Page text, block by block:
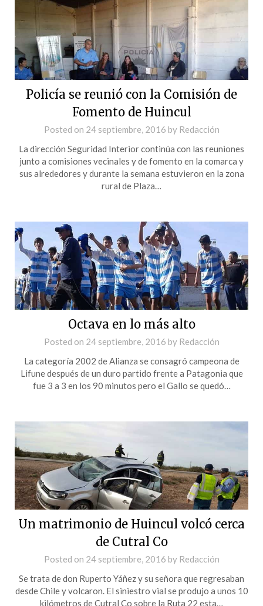
Policía se reunió con la Comisión de
Fomento de Huincul
Posted on 24 septiembre, 2016 by Redacción
La dirección Seguridad Interior continúa con las reuniones
junto a comisiones vecinales y de fomento en la comarca y
sus alrededores y durante la semana estuvieron en la zona
rural de Plaza…
Octava en lo más alto
Posted on 24 septiembre, 2016 by Redacción
La categoría 2002 de Alianza se consagró campeona de
Lifune después de un duro partido frente a Patagonia que
fue 3 a 3 en los 90 minutos pero el Gallo se quedó…
Un matrimonio de Huincul volcó cerca
de Cutral Co
Posted on 24 septiembre, 2016 by Redacción
Se trata de don Ruperto Yáñez y su señora que regresaban
desde Chile y volcaron. El siniestro vial se produjo a unos 10
kilómetros de Cutral Co sobre la Ruta 22 esta…